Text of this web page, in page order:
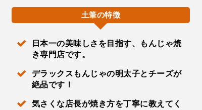
土筆の特徴
日本一の美味しさを目指す、もんじゃ焼
き専門店です。
デラックスもんじゃの明太子とチーズが
絶品です！
気さくな店長が焼き方を丁寧に教えてく